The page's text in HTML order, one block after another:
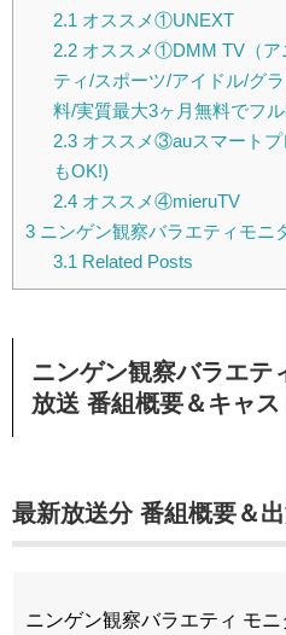
2.1 オススメ①UNEXT
2.2オススメ①DMM TV（ア
ティ/スポーツ/アイドル/グ
料/実質最大3ヶ月無料でフル
2.3オススメ③auスマートプ
もOK!)
2.4オススメ④mieruTV
3 ニンゲン観察バラエティモニ
3.1 Related Posts
ニンゲン観察バラエテ
放送 番組概要＆キャ
最新放送分 番組概要＆
ニンゲン観察バラエティ モ